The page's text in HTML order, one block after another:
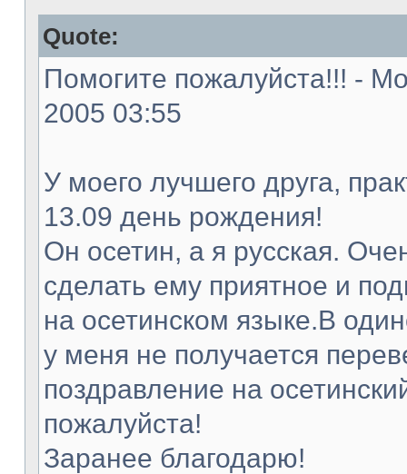
Quote:
Помогите пожалуйста!!! -
2005 03:55
У моего лучшего друга,
13.09 день рождения!
Он осетин, а я русская.
сделать ему приятное и
на осетинском языке.В
у меня не получается
поздравление на
пожалуйста!
Заранее благодарю!